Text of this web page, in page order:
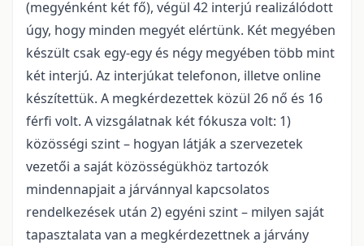
(megyénként két fő), végül 42 interjú realizálódott
úgy, hogy minden megyét elértünk. Két megyében
készült csak egy-egy és négy megyében több mint
két interjú. Az interjúkat telefonon, illetve online
készítettük. A megkérdezettek közül 26 nő és 16
férfi volt. A vizsgálatnak két fókusza volt: 1)
közösségi szint – hogyan látják a szervezetek
vezetői a saját közösségükhöz tartozók
mindennapjait a járvánnyal kapcsolatos
rendelkezések után 2) egyéni szint – milyen saját
tapasztalata van a megkérdezettnek a járvány